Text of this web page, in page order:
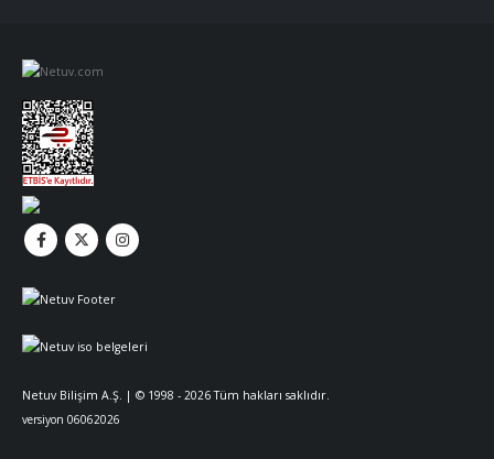
Netuv Bilişim A.Ş. | © 1998 - 2026 Tüm hakları saklıdır.
versiyon 06062026